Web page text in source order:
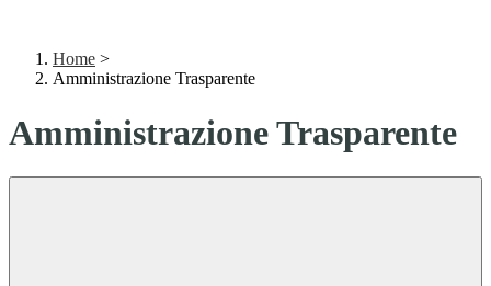
Home >
Amministrazione Trasparente
Amministrazione Trasparente